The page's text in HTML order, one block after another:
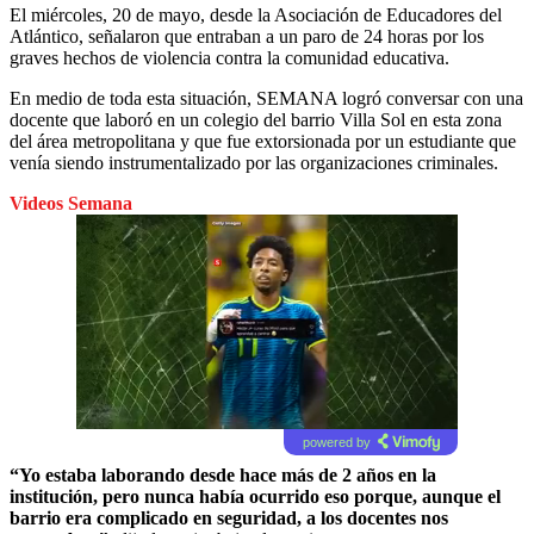
El miércoles, 20 de mayo, desde la Asociación de Educadores del
Atlántico, señalaron que entraban a un paro de 24 horas por los
graves hechos de violencia contra la comunidad educativa.
En medio de toda esta situación, SEMANA logró conversar con una
docente que laboró en un colegio del barrio Villa Sol en esta zona
del área metropolitana y que fue extorsionada por un estudiante que
venía siendo instrumentalizado por las organizaciones criminales.
Videos Semana
powered by
“Yo estaba laborando desde hace más de 2 años en la
institución, pero nunca había ocurrido eso porque, aunque el
barrio era complicado en seguridad, a los docentes nos